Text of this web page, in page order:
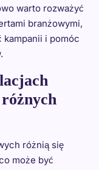
warto rozważyć
branżowymi,
kampanii i pomóc
różnią się
może być